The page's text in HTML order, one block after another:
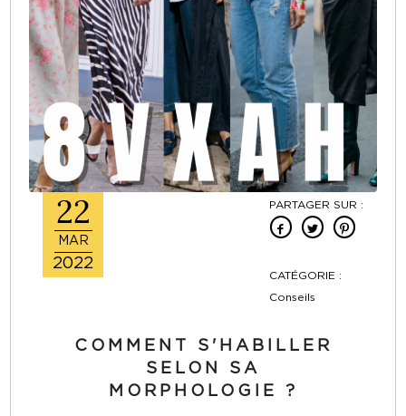
22
MAR
2022
PARTAGER SUR :
CATÉGORIE :
Conseils
COMMENT S'HABILLER
SELON SA
MORPHOLOGIE ?